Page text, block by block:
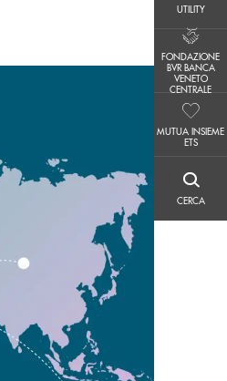
UTILITY
FONDAZIONE
BVR BANCA
VENETO
CENTRALE
CENTRALE
MUTUA INSIEME
ETS
CERCA